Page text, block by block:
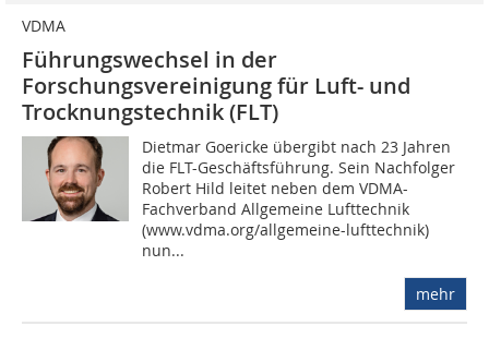
VDMA
Führungswechsel in der
Forschungsvereinigung für Luft- und
Trocknungstechnik (FLT)
Dietmar Goericke übergibt nach 23 Jahren
die FLT-Geschäftsführung. Sein Nachfolger
Robert Hild leitet neben dem VDMA-
Fachverband Allgemeine Lufttechnik
(www.vdma.org/allgemeine-lufttechnik)
nun...
mehr